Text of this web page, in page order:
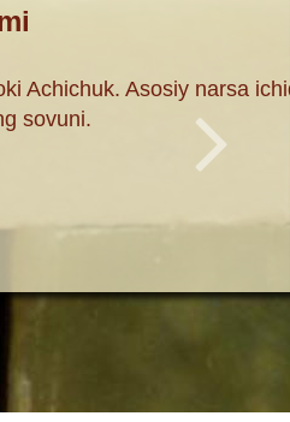
Achichuk. Asosiy narsa
sovuni.